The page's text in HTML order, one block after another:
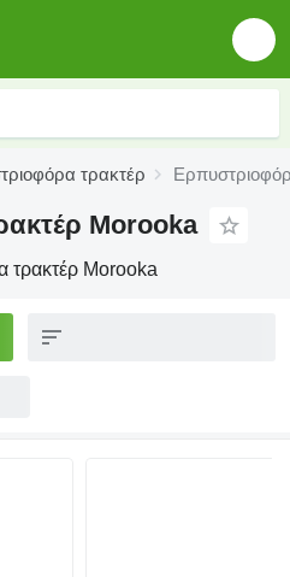
τρακτέρ
Morooka
τρακτέρ Morooka